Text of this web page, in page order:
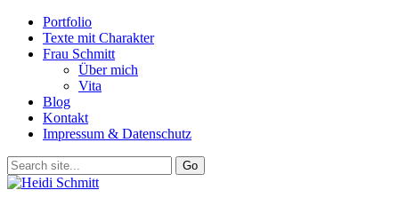
Portfolio
Texte mit Charakter
Frau Schmitt
Über mich
Vita
Blog
Kontakt
Impressum & Datenschutz